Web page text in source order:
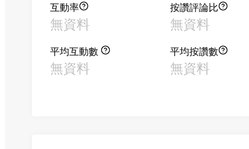
互動率
無資料
按讚評論比
無資料
平均互動數
無資料
平均按讚數
無資料